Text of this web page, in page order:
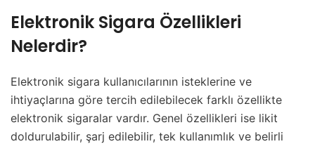
Elektronik Sigara Özellikleri
Nelerdir?
Elektronik sigara kullanıcılarının isteklerine ve
ihtiyaçlarına göre tercih edilebilecek farklı özellikte
elektronik sigaralar vardır. Genel özellikleri ise likit
doldurulabilir, şarj edilebilir, tek kullanımlık ve belirli